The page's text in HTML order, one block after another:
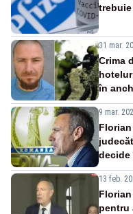
trebuie
31 mar.
Crima
în
9 mar.
decide
13 feb.
pentru